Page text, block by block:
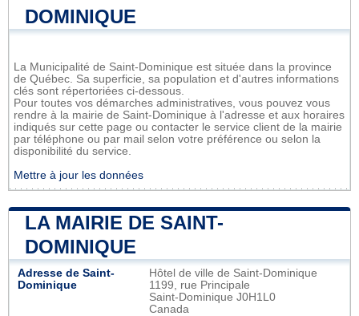
DOMINIQUE
La Municipalité de Saint-Dominique est située dans la province
de Québec. Sa superficie, sa population et d'autres informations
clés sont répertoriées ci-dessous.
Pour toutes vos démarches administratives, vous pouvez vous
rendre à la mairie de Saint-Dominique à l'adresse et aux horaires
indiqués sur cette page ou contacter le service client de la mairie
par téléphone ou par mail selon votre préférence ou selon la
disponibilité du service.
Mettre à jour les données
LA MAIRIE DE SAINT-
DOMINIQUE
Adresse de Saint-
Dominique
Hôtel de ville de Saint-Dominique
1199, rue Principale
Saint-Dominique J0H1L0
Canada